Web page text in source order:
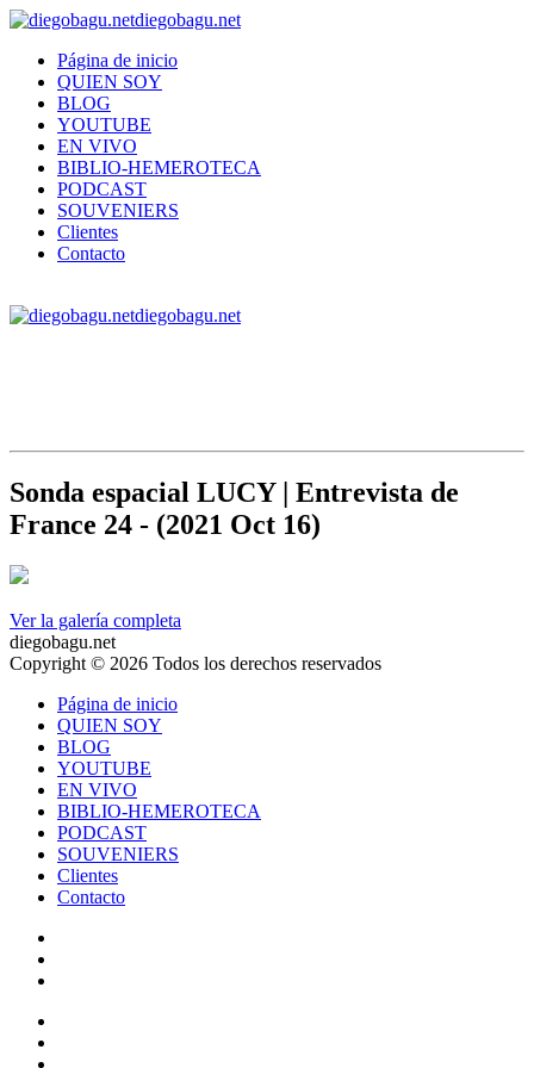
diegobagu.net
Página de inicio
QUIEN SOY
BLOG
YOUTUBE
EN VIVO
BIBLIO-HEMEROTECA
PODCAST
SOUVENIERS
Clientes
Contacto
diegobagu.net
Sonda espacial LUCY | Entrevista de
France 24 - (2021 Oct 16)
Ver la galería completa
diegobagu.net
Copyright © 2026 Todos los derechos reservados
Página de inicio
QUIEN SOY
BLOG
YOUTUBE
EN VIVO
BIBLIO-HEMEROTECA
PODCAST
SOUVENIERS
Clientes
Contacto